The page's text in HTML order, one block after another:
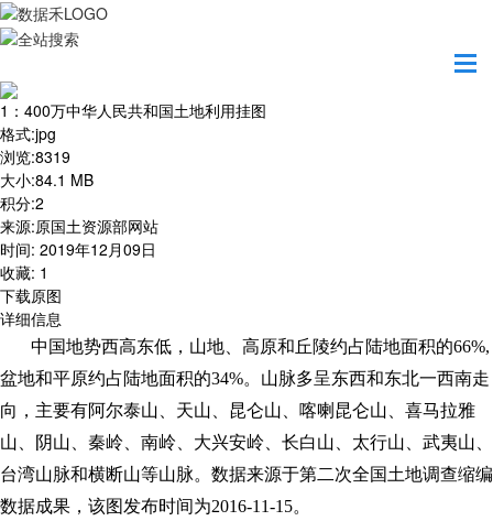
1：400万中华人民共和国土地利用挂图
格式:jpg
浏览:8319
大小:84.1 MB
积分:2
来源:原国土资源部网站
时间: 2019年12月09日
收藏: 1
下载原图
详细信息
中国地势西高东低，山地、高原和丘陵约占陆地面积的66%,
盆地和平原约占陆地面积的34%。山脉多呈东西和东北一西南走
向，主要有阿尔泰山、天山、昆仑山、喀喇昆仑山、喜马拉雅
山、阴山、秦岭、南岭、大兴安岭、长白山、太行山、武夷山、
台湾山脉和横断山等山脉。数据来源于第二次全国土地调查缩编
数据成果，该图发布时间为2016-11-15。